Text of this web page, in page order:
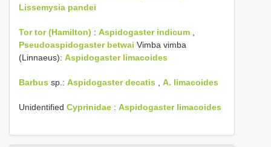
Lissemysia pandei
Tor tor (Hamilton) : Aspidogaster indicum
Pseudoaspidogaster betwai Vimba vimba
(Linnaeus): Aspidogaster limacoides
Barbus sp.: Aspidogaster decatis A. limacoides
Unidentified Cyprinidae : Aspidogaster limacoides